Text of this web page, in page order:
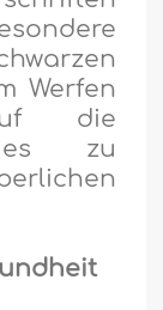
Werfen
die
es zu